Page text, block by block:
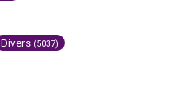
Divers (5037)